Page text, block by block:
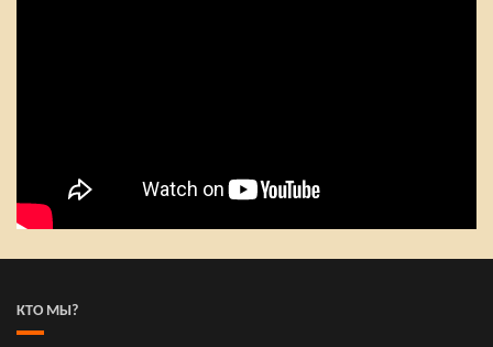
КТО МЫ?